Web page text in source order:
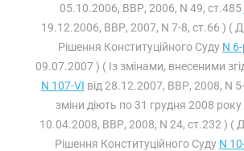
05.10.2006, ВВР, 2006, N 49, ст.485
19.12.2006, ВВР, 2007, N 7-8, ст.66 ) (
Рішення Конституційного Суду N
09.07.2007 ) ( Із змінами, внесеними
N 107-VI від 28.12.2007, ВВР, 2008, N
зміни діють по 31 грудня 2008 року
10.04.2008, ВВР, 2008, N 24, ст.232 ) (
Рішення Конституційного Суду N